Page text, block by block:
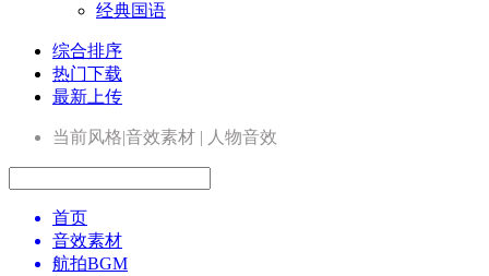
经典国语
综合排序
热门下载
最新上传
当前风格|音效素材 | 人物音效
首页
音效素材
航拍BGM